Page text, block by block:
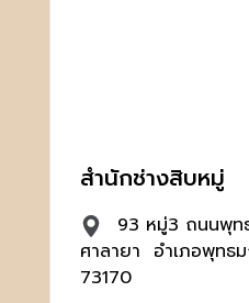
สำนักช่างสิบหมู่
93 หมู่3 ถนนพุ
ศาลายา อำเภอพุทธ
73170